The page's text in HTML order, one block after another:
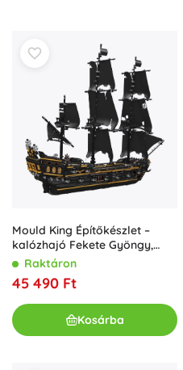
Mould King Építőkészlet –
kalózhajó Fekete Gyöngy,
3180 darab
Raktáron
45 490 Ft
Kosárba